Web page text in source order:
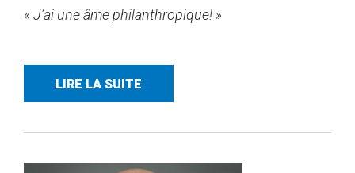
« J’ai une âme philanthropique! »
LIRE LA SUITE